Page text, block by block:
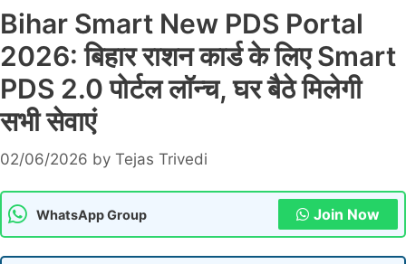
Bihar Smart New PDS Portal
2026: बिहार राशन कार्ड के लिए Smart
PDS 2.0 पोर्टल लॉन्च, घर बैठे मिलेगी
सभी सेवाएं
02/06/2026 by Tejas Trivedi
WhatsApp Group Join Now